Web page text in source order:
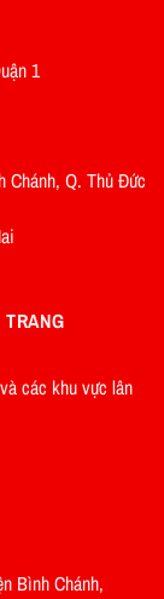
1
Chánh, Q. Thủ Đức
các khu vực lân
Bình Chánh,